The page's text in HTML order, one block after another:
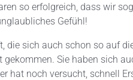
so erfolgreich, dass wir
Gefühl!
die sich auch schon so auf
gekommen. Sie haben sich
hat noch versucht, schnell